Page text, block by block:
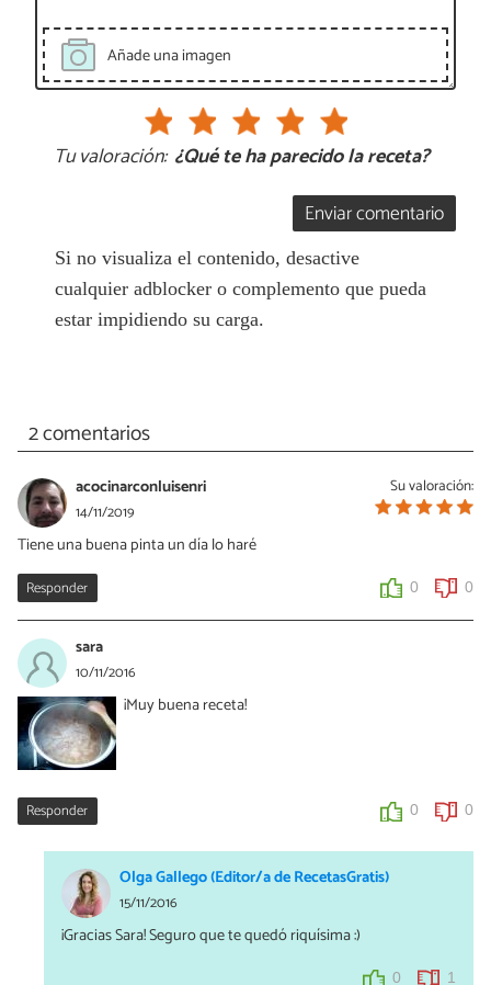
Añade una imagen
Tu valoración: ¿Qué te ha parecido la receta?
Enviar comentario
Si no visualiza el contenido, desactive
cualquier adblocker o complemento que pueda
estar impidiendo su carga.
2 comentarios
Su valoración:
acocinarconluisenri
14/11/2019
Tiene una buena pinta un día lo haré
Responder 0 0
sara
10/11/2016
¡Muy buena receta!
Responder 0 0
Olga Gallego (Editor/a de RecetasGratis)
15/11/2016
¡Gracias Sara! Seguro que te quedó riquísima :)
0 1